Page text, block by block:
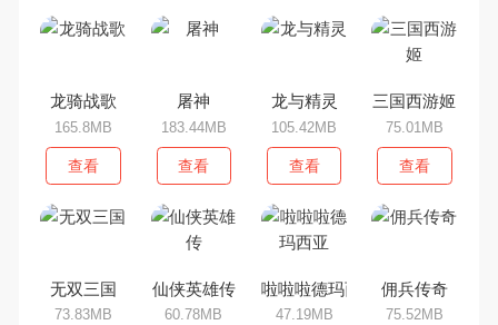
龙骑战歌
165.8MB
查看
屠神
183.44MB
查看
龙与精灵
105.42MB
查看
三国西游姬
75.01MB
查看
无双三国
73.83MB
仙侠英雄传
60.78MB
啦啦啦德玛西亚
47.19MB
佣兵传奇
75.52MB